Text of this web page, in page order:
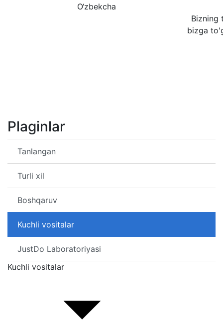
O‘zbekcha
Bizning
bizga
Plaginlar
Tanlangan
Turli xil
Boshqaruv
Kuchli vositalar
JustDo Laboratoriyasi
Kuchli vositalar